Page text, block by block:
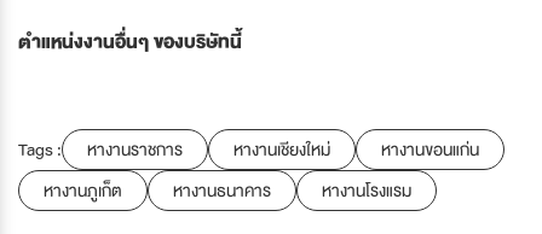
ตำแหน่งงานอื่นๆ ของบริษัทนี้
Tags : หางานราชการ หางานเชียงใหม่
หางานขอนแก่น
หางานภูเก็ต
หางานธนาคาร หางานโรงแรม